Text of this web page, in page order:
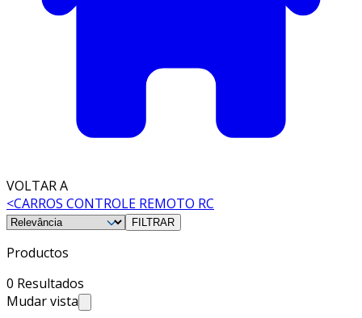
VOLTAR A
<CARROS CONTROLE REMOTO RC
FILTRAR
Productos
0 Resultados
Mudar vista